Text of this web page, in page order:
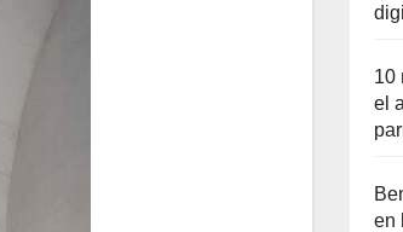
10
el
en